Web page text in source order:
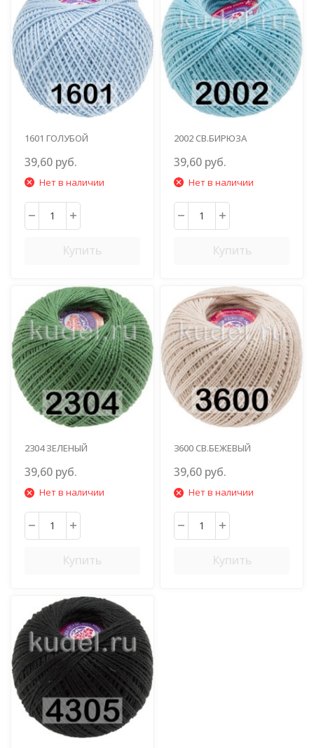
1601 ГОЛУБОЙ
39,60 руб.
Нет в наличии
Купить
2002 СВ.БИРЮЗА
39,60 руб.
Нет в наличии
Купить
2304 ЗЕЛЕНЫЙ
39,60 руб.
Нет в наличии
Купить
3600 СВ.БЕЖЕВЫЙ
39,60 руб.
Нет в наличии
Купить